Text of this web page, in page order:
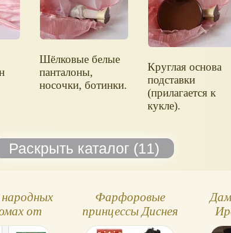
Шёлковые белые
панталоны,
носочки, ботинки.
Круглая основа
подставки
(прилагается к
кукле).
от
Фарфоровые
принцессы Диснея
20 и 40 см